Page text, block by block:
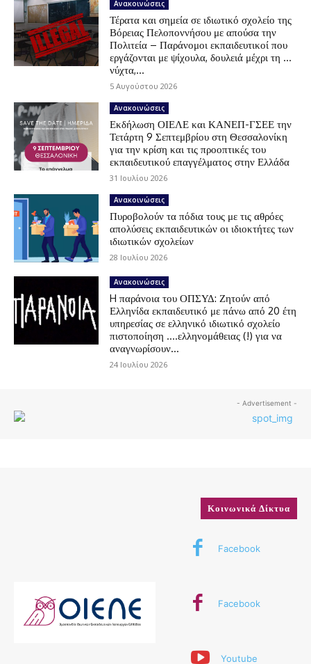
Ανακοινώσεις
Τέρατα και σημεία σε ιδιωτικό σχολείο της
Βόρειας Πελοποννήσου με απούσα την
Πολιτεία – Παράνομοι εκπαιδευτικοί που
εργάζονται με ψίχουλα, δουλειά μέχρι τη …
νύχτα,...
5 Αυγούστου 2026
Ανακοινώσεις
Εκδήλωση ΟΙΕΛΕ και ΚΑΝΕΠ-ΓΣΕΕ την
Τετάρτη 9 Σεπτεμβρίου στη Θεσσαλονίκη
για την κρίση και τις προοπτικές του
εκπαιδευτικού επαγγέλματος στην Ελλάδα
31 Ιουλίου 2026
Ανακοινώσεις
Πυροβολούν τα πόδια τους με τις αθρόες
απολύσεις εκπαιδευτικών οι ιδιοκτήτες των
ιδιωτικών σχολείων
28 Ιουλίου 2026
Ανακοινώσεις
H παράνοια του ΟΠΣΥΔ: Ζητούν από
Ελληνίδα εκπαιδευτικό με πάνω από 20 έτη
υπηρεσίας σε ελληνικό ιδιωτικό σχολείο
πιστοποίηση ….ελληνομάθειας (!) για να
αναγνωρίσουν...
24 Ιουλίου 2026
- Advertisement -
Κοινωνικά Δίκτυα
Facebook
Facebook
Youtube